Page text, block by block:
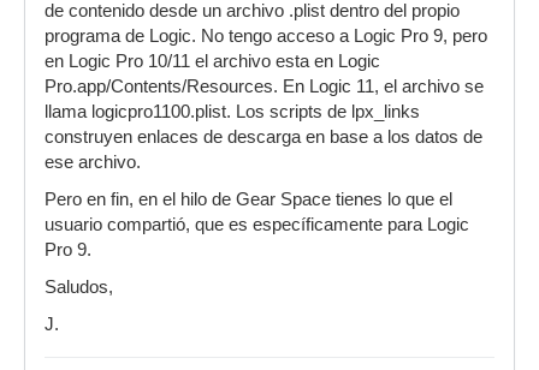
de contenido desde un archivo .plist dentro del propio
programa de Logic. No tengo acceso a Logic Pro 9, pero
en Logic Pro 10/11 el archivo esta en Logic
Pro.app/Contents/Resources. En Logic 11, el archivo se
llama logicpro1100.plist. Los scripts de lpx_links
construyen enlaces de descarga en base a los datos de
ese archivo.
Pero en fin, en el hilo de Gear Space tienes lo que el
usuario compartió, que es específicamente para Logic
Pro 9.
Saludos,
J.